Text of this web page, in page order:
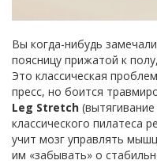
Вы когда-нибудь
поясницу прижатой к
Это классическая
пресс, но боится
Leg Stretch (
классического пилатеса
учит мозг управлять
им «забывать» о